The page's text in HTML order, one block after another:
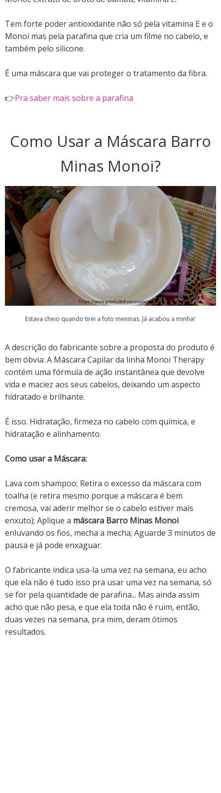
Tem forte poder antioxidante não só pela vitamina E e o
Monoi mas pela parafina que cria um filme no cabelo, e
também pelo silicone.
É uma máscara que vai proteger o tratamento da fibra.
👉Pra saber mais sobre a parafina
Como Usar a Máscara Barro
Minas Monoi?
Estava cheio quando tirei a foto meninas. Já acabou a minha!
A descrição do fabricante sobre a proposta do produto é
bem óbvia: A Máscara Capilar da linha Monoi Therapy
contém uma fórmula de ação instantânea que devolve
vida e maciez aos seus cabelos, deixando um aspecto
hidratado e brilhante.
É isso. Hidratação, firmeza no cabelo com química, e
hidratação e alinhamento.
Como usar a Máscara:
Lava com shampoo; Retira o excesso da máscara com
toalha (e retira mesmo porque a máscara é bem
cremosa, vai aderir melhor se o cabelo estiver mais
enxuto); Aplique a máscara Barro Minas Monoi
enluvando os fios, mecha a mecha; Aguarde 3 minutos de
pausa e já pode enxaguar.
O fabricante indica usa-la uma vez na semana, eu acho
que ela não é tudo isso pra usar uma vez na semana, só
se for pela quantidade de parafina... Mas ainda assim
acho que não pesa, e que ela toda não é ruim, então,
duas vezes na semana, pra mim, deram ótimos
resultados.